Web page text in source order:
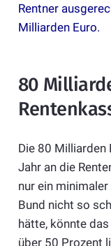
Rentner
Milliarden Euro.
80
Die 80 Milliarden
Jahr an die
nur ein
Bund nicht so
hätte, könnte
über 50 Prozent